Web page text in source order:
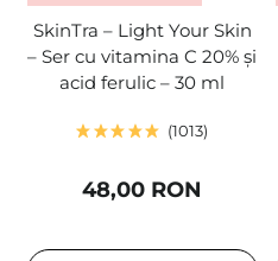
SkinTra – Light Your Skin
– Ser cu vitamina C 20% și
acid ferulic – 30 ml
1013
48,00 RON